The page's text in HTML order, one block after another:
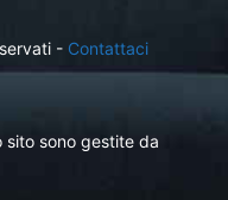
- Contattaci
sono gestite da